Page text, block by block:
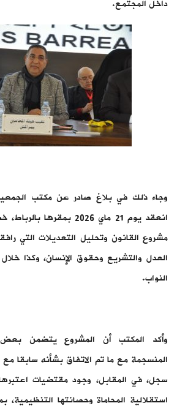
داخل المجتمع.
وجاء ذلك في بلاغ صادر عن مكتب
انعقد يوم 21 ماي 2026
مشروع القانون وتحليل التعديلات التي
العدل والتشريع وحقوق الإنسان، وكذا
النواب.
وأكد المكتب أن المشروع يتضمن بعض
المنسجمة مع ما تم الاتفاق بشأنه سابقا
سجل، في المقابل، وجود مقتضيات
استقلالية المحاماة وحصانتها